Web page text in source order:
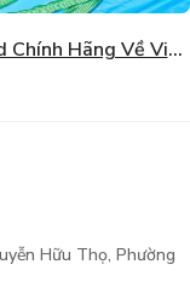
Hãng Về Việt
Hữu Thọ, Phường